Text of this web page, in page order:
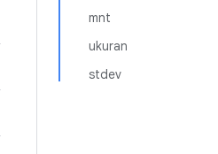
mnt
ukuran
stdev